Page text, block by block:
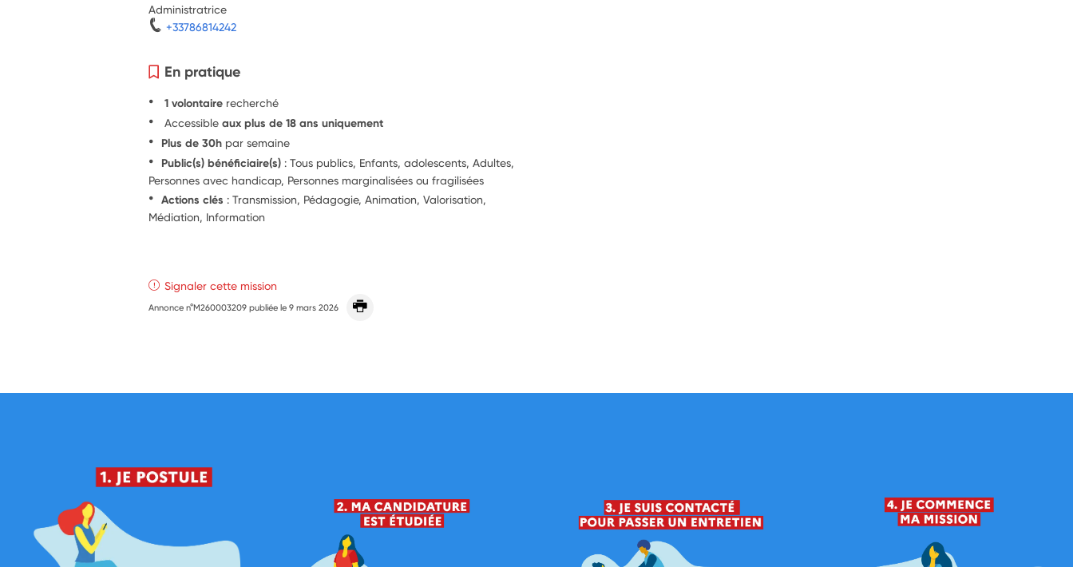
Administratrice
+33786814242
En pratique
1 volontaire recherché
Accessibleaux plus de 18 ans uniquement
Plus de 30h par semaine
Public(s) bénéficiaire(s) : Tous publics, Enfants, adolescents, Adultes,
Personnes avec handicap, Personnes marginalisées ou fragilisées
Actions clés : Transmission, Pédagogie, Animation, Valorisation,
Médiation, Information
Signaler cette mission
Annonce n°M260003209 publiée le9 mars 2026